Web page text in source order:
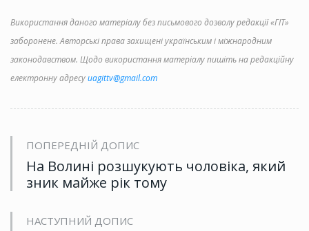
Використання даного матеріалу без письмового дозволу редакції «ГІТ»
заборонене. Авторські права захищені українським і міжнародним
законодавством. Щодо використання матеріалу пишіть на редакційну
електронну адресуuagittv@gmail.com
ПОПЕРЕДНІЙ ДОПИС
На Волині розшукують чоловіка, який
зник майже рік тому
НАСТУПНИЙ ДОПИС